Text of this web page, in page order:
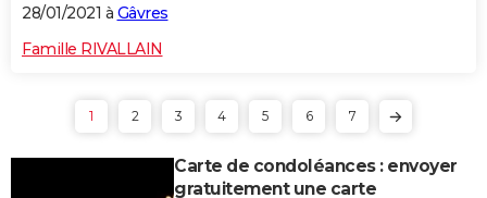
28/01/2021 à Gâvres
Famille RIVALLAIN
1 2 3 4 5 6 7
Carte de condoléances : envoyer
gratuitement une carte